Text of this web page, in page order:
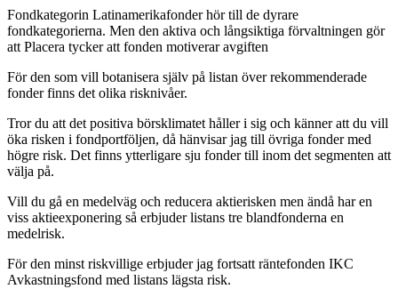
Fondkategorin Latinamerikafonder hör till de dyrare
fondkategorierna. Men den aktiva och långsiktiga förvaltningen gör
att Placera tycker att fonden motiverar avgiften
För den som vill botanisera själv på listan över rekommenderade
fonder finns det olika risknivåer.
Tror du att det positiva börsklimatet håller i sig och känner att du vill
öka risken i fondportföljen, då hänvisar jag till övriga fonder med
högre risk. Det finns ytterligare sju fonder till inom det segmenten att
välja på.
Vill du gå en medelväg och reducera aktierisken men ändå har en
viss aktieexponering så erbjuder listans tre blandfonderna en
medelrisk.
För den minst riskvillige erbjuder jag fortsatt räntefonden IKC
Avkastningsfond med listans lägsta risk.